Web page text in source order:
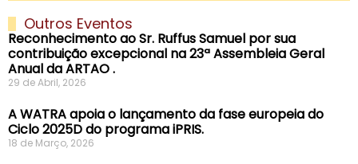
Outros Eventos
Reconhecimento ao Sr. Ruffus Samuel por sua
contribuição excepcional na 23ª Assembleia Geral
Anual da ARTAO .
29 de Abril, 2026
A WATRA apoia o lançamento da fase europeia do
Ciclo 2025D do programa iPRIS.
18 de Março, 2026